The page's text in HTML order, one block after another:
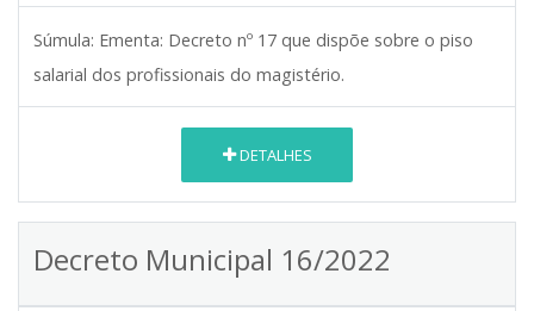
Súmula: Ementa: Decreto nº 17 que dispõe sobre o piso
salarial dos profissionais do magistério.
DETALHES
Decreto Municipal 16/2022